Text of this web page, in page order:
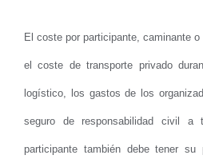
El coste por participante, caminante
el coste de transporte privado
logístico, los gastos de los
seguro de responsabilidad civil a
participante también debe tener su